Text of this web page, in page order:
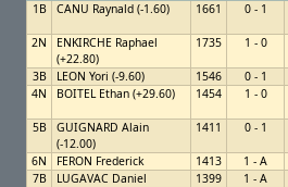
1B CANU Raynald (-1.60) 1661 0 - 1
2N
ENKIRCHE Raphael
(+22.80)
1735 1 - 0
3B LEON Yori (-9.60) 1546 0 - 1
4N
BOITEL Ethan (+29.60) 1454 1 - 0
5B
GUIGNARD Alain
(-12.00)
1411 0 - 1
6N FERON Frederick 1413 1 - A
7B
LUGAVAC Daniel 1399 1 - A